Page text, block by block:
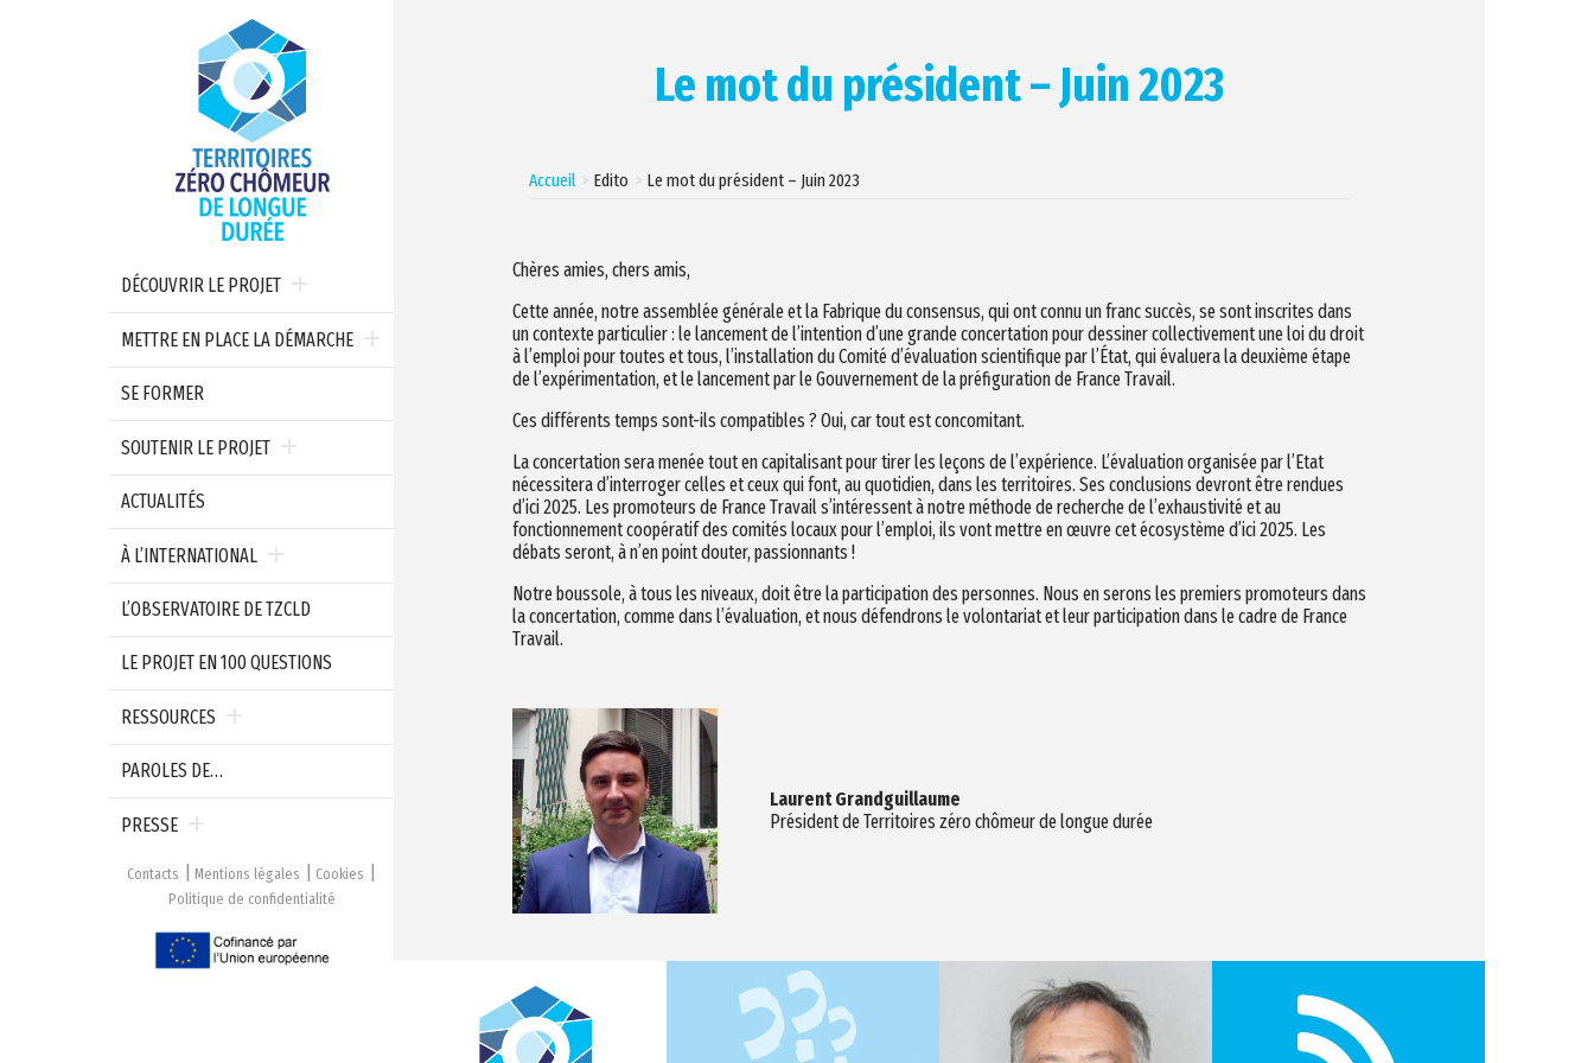
DÉCOUVRIR LE PROJET
METTRE EN PLACE LA DÉMARCHE
SE FORMER
SOUTENIR LE PROJET
ACTUALITÉS
À L’INTERNATIONAL
L’OBSERVATOIRE DE TZCLD
LE PROJET EN 100 QUESTIONS
RESSOURCES
PAROLES DE…
PRESSE
Contacts Mentions légales
Cookies
Politique de confidentialité
Le mot du président – Juin 2023
Accueil Edito Le mot du président – Juin 2023
Chères amies, chers amis,
Cette année, notre assemblée générale et la Fabrique du consensus, qui ont connu un franc succès, se sont inscrites dans
un contexte particulier : le lancement de l’intention d’une grande concertation pour dessiner collectivement une loi du droit
à l’emploi pour toutes et tous, l’installation du Comité d’évaluation scientifique par l’État, qui évaluera la deuxième étape
de l’expérimentation, et le lancement par le Gouvernement de la préfiguration de France Travail.
Ces différents temps sont-ils compatibles ? Oui, car tout est concomitant.
La concertation sera menée tout en capitalisant pour tirer les leçons de l’expérience. L’évaluation organisée par l’Etat
nécessitera d’interroger celles et ceux qui font, au quotidien, dans les territoires. Ses conclusions devront être rendues
d’ici 2025. Les promoteurs de France Travail s’intéressent à notre méthode de recherche de l’exhaustivité et au
fonctionnement coopératif des comités locaux pour l’emploi, ils vont mettre en œuvre cet écosystème d’ici 2025. Les
débats seront, à n’en point douter, passionnants !
Notre boussole, à tous les niveaux, doit être la participation des personnes. Nous en serons les premiers promoteurs dans
la concertation, comme dans l’évaluation, et nous défendrons le volontariat et leur participation dans le cadre de France
Travail.
Laurent Grandguillaume
Président de Territoires zéro chômeur de longue durée